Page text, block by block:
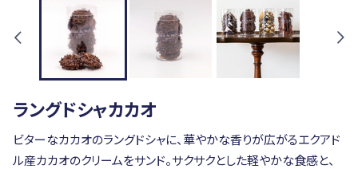
ラングドシャカカオ
ビターなカカオのラングドシャに、華やかな香りが広がるエクアド
ル産カカオのクリームをサンド。サクサクとした軽やかな食感と、